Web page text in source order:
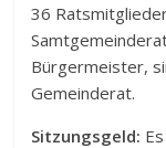
36
Bürgermeister,
Gemeinderat.
Sitzungsgeld: